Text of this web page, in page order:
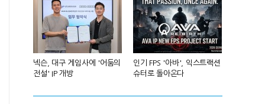
넥슨, 대구 게임사에 '어둠의
전설' IP 개방
인기 FPS '아바', 익스트랙션
슈터로 돌아온다